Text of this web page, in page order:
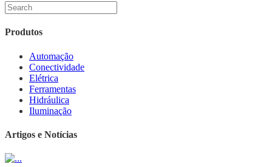
Produtos
Automação
Conectividade
Elétrica
Ferramentas
Hidráulica
Iluminação
Artigos e Notícias